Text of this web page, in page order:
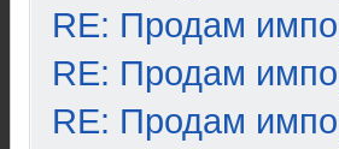
RE: Продам
RE: Продам
RE: Продам